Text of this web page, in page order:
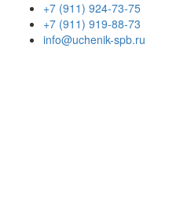
+7 (911) 924-73-75
+7 (911) 919-88-73
info@uchenik-spb.ru